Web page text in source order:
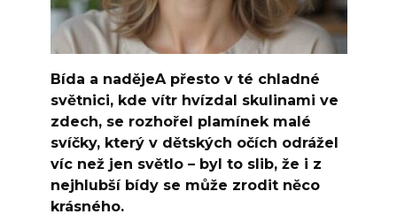
Bída a nadějeA přesto v té chladné
světnici, kde vítr hvízdal skulinami ve
zdech, se rozhořel plamínek malé
svíčky, který v dětských očích odrážel
víc než jen světlo – byl to slib, že i z
nejhlubší bídy se může zrodit něco
krásného.